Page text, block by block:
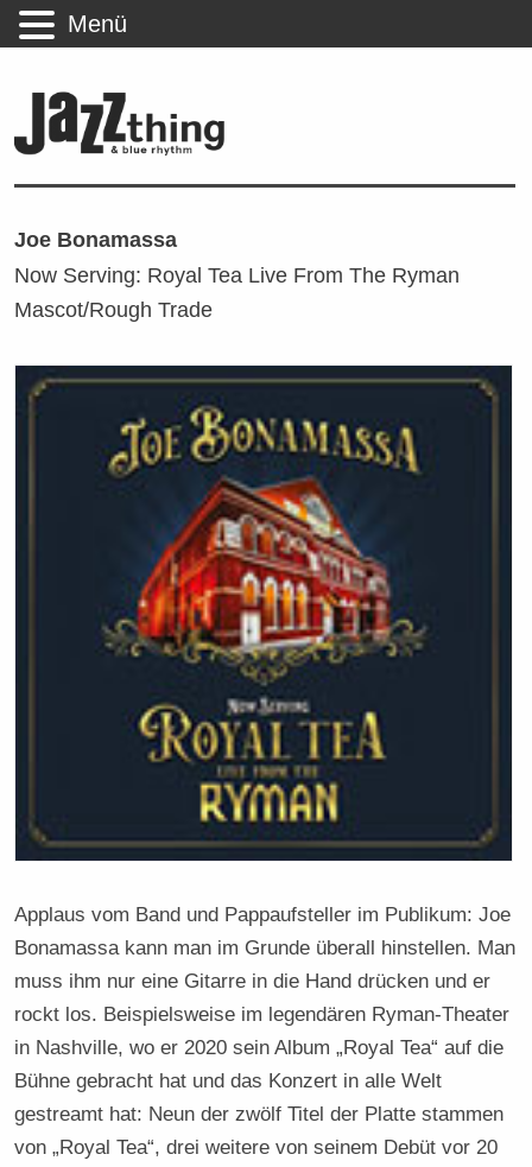
Joe Bonamassa
Now Serving: Royal Tea Live From The Ryman
Mascot/Rough Trade
Applaus vom Band und Pappaufsteller im Publikum: Joe
Bonamassa kann man im Grunde überall hinstellen. Man
muss ihm nur eine Gitarre in die Hand drücken und er
rockt los. Beispielsweise im legendären Ryman-Theater
in Nashville, wo er 2020 sein Album „Royal Tea“ auf die
Bühne gebracht hat und das Konzert in alle Welt
gestreamt hat: Neun der zwölf Titel der Platte stammen
von „Royal Tea“, drei weitere von seinem Debüt vor 20
Menü